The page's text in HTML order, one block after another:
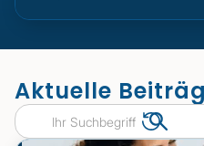
Aktuelle